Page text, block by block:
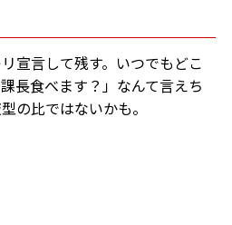
宣言して残す。いつでもどこ
長食べます？」なんて言えち
の比ではないかも。